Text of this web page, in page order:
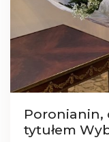
Poronianin,
tytułem